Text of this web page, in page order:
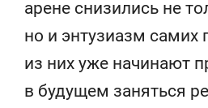
арене снизились не
но и энтузиазм
из них уже начинают
в будущем заняться